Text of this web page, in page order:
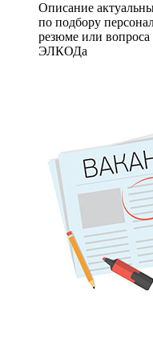
Описание
по подбору
резюме или вопроса
ЭЛКОДа